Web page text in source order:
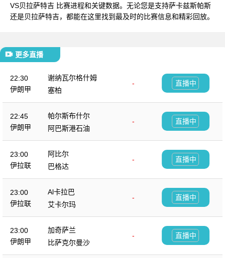
VS贝拉萨特吉 比赛进程和关键数据。无论您是支持萨卡兹斯帕斯
还是贝拉萨特吉，都能在这里找到最及时的比赛信息和精彩回放。
更多直播
22:30
伊朗甲
谢纳瓦尔格什姆
-
塞柏
直播中
22:45
伊朗甲
帕尔斯布什尔
-
阿巴斯港石油
直播中
23:00
伊拉联
阿比尔
-
巴格达
直播中
23:00
伊拉联
Al卡拉巴
-
艾卡尔玛
直播中
23:00
伊朗甲
加奇萨兰
-
比萨克尔曼沙
直播中